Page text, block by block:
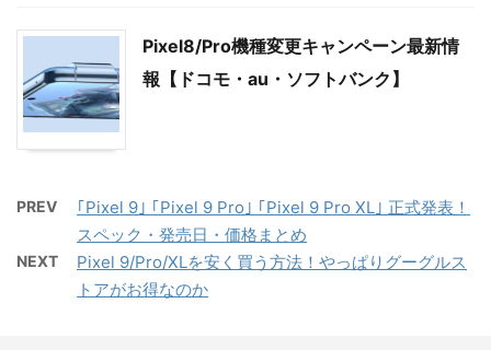
Pixel8/Pro機種変更キャンペーン最新情
報【ドコモ・au・ソフトバンク】
PREV
｢Pixel 9｣ ｢Pixel 9 Pro｣ ｢Pixel 9 Pro XL｣ 正式発表！
スペック・発売日・価格まとめ
NEXT
Pixel 9/Pro/XLを安く買う方法！やっぱりグーグルス
トアがお得なのか